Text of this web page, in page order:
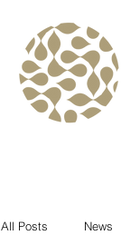
All Posts News